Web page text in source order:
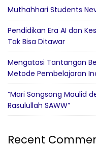
Muthahhari Students
Pendidikan Era AI dan
Tak Bisa Ditawar
Mengatasi Tantangan
Metode Pembelajaran
“Mari Songsong Maulid
Rasulullah SAWW”
Recent